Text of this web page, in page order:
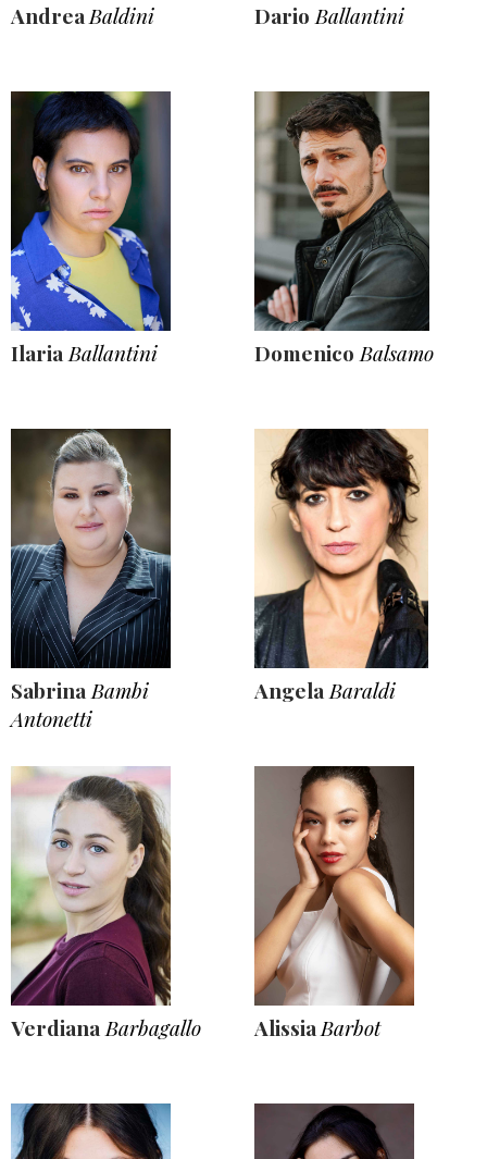
Andrea Baldini Dario Ballantini
Ilaria Ballantini Domenico Balsamo
Sabrina Bambi
Antonetti
Angela Baraldi
Verdiana Barbagallo Alissia Barbot